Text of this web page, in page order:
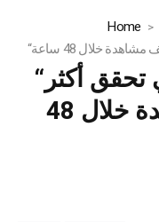
Home
“قمرة” لمرتضى فتيتي تحقق أكثر
من 300 ألف مشاهدة خلال 48